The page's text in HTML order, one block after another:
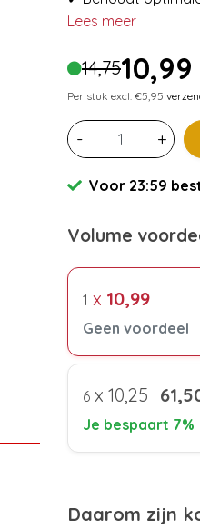
Lees meer
14,7510,99
Per stuk excl. €5,95
- +
Voor 23:59
Volume
1 x 10,99
Geen voordeel
6 x 10,25
Je bespaart 7%
Daarom zijn